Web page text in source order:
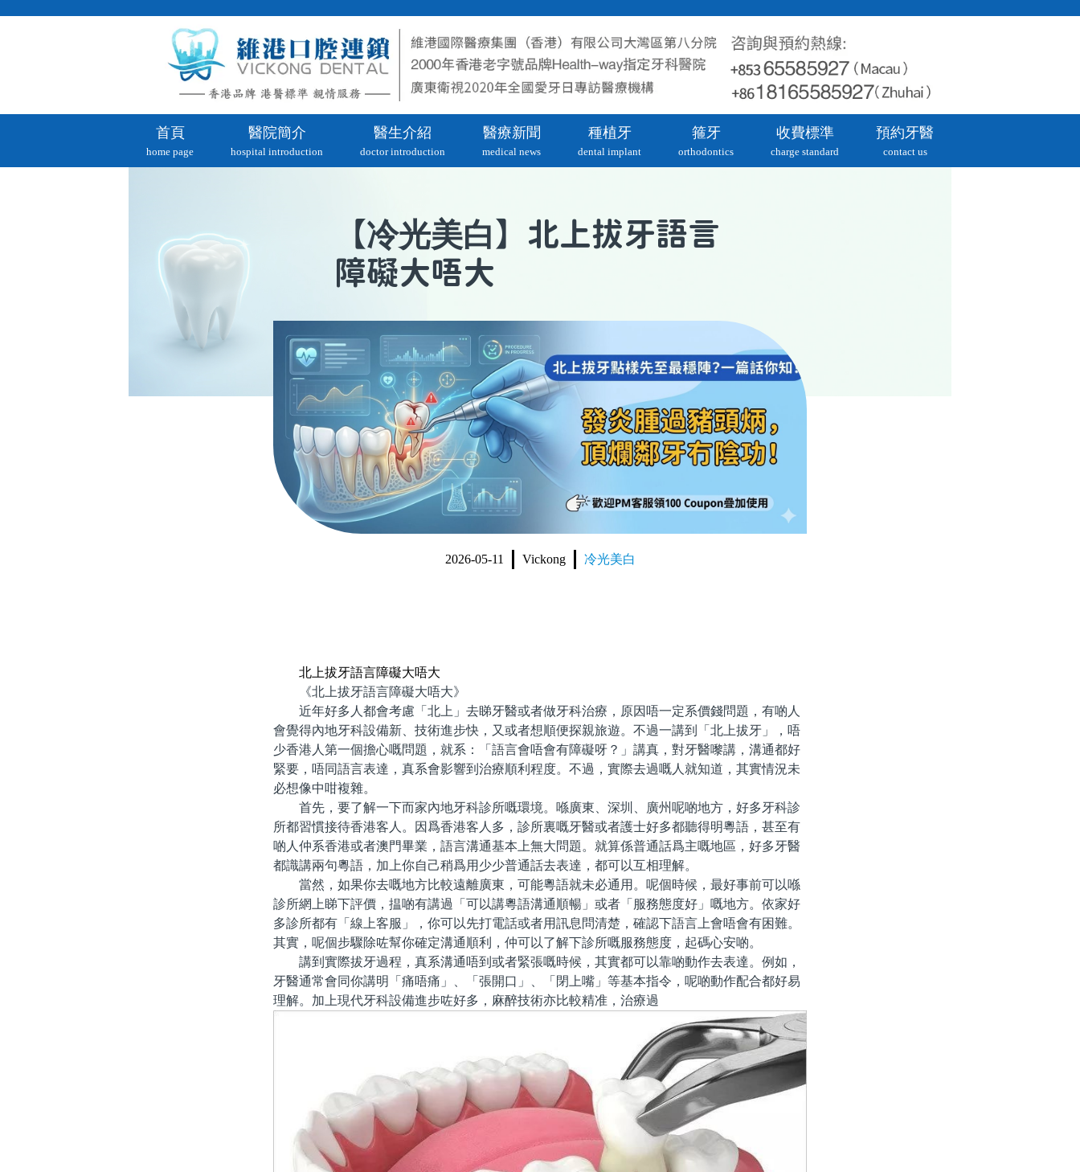
首頁
home page
醫院簡介
hospital introduction
醫生介紹
doctor introduction
醫療新聞
medical news
種植牙
dental implant
箍牙
orthodontics
收費標準
charge standard
預約牙醫
contact us
【冷光美白 】北上拔牙語言
障礙大唔大
2026-05-11 Vickong 冷光美白
北上拔牙語言障礙大唔大
《北上拔牙語言障礙大唔大》
近年好多人都會考慮「北上」去睇牙醫或者做牙科治療，原因唔一定系價錢問題，有啲人
會覺得內地牙科設備新、技術進步快，又或者想順便探親旅遊。不過一講到「北上拔牙」，唔
少香港人第一個擔心嘅問題，就系：「語言會唔會有障礙呀？」講真，對牙醫嚟講，溝通都好
緊要，唔同語言表達，真系會影響到治療順利程度。不過，實際去過嘅人就知道，其實情況未
必想像中咁複雜。
首先，要了解一下而家內地牙科診所嘅環境。喺廣東、深圳、廣州呢啲地方，好多牙科診
所都習慣接待香港客人。因爲香港客人多，診所裏嘅牙醫或者護士好多都聽得明粵語，甚至有
啲人仲系香港或者澳門畢業，語言溝通基本上無大問題。就算係普通話爲主嘅地區，好多牙醫
都識講兩句粵語，加上你自己稍爲用少少普通話去表達，都可以互相理解。
當然，如果你去嘅地方比較遠離廣東，可能粵語就未必通用。呢個時候，最好事前可以喺
診所網上睇下評價，揾啲有講過「可以講粵語溝通順暢」或者「服務態度好」嘅地方。依家好
多診所都有「線上客服」，你可以先打電話或者用訊息問清楚，確認下語言上會唔會有困難。
其實，呢個步驟除咗幫你確定溝通順利，仲可以了解下診所嘅服務態度，起碼心安啲。
講到實際拔牙過程，真系溝通唔到或者緊張嘅時候，其實都可以靠啲動作去表達。例如，
牙醫通常會同你講明「痛唔痛」、「張開口」、「閉上嘴」等基本指令，呢啲動作配合都好易
理解。加上現代牙科設備進步咗好多，麻醉技術亦比較精准，治療過